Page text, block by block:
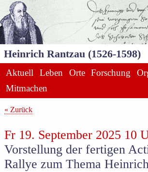
Heinrich Rantzau (1526-1598)
Aktuell Leben Orte Forschung
Mitmachen
« Zurück
Fr 19. September 2025 10
Vorstellung der fertigen
Rallye zum Thema